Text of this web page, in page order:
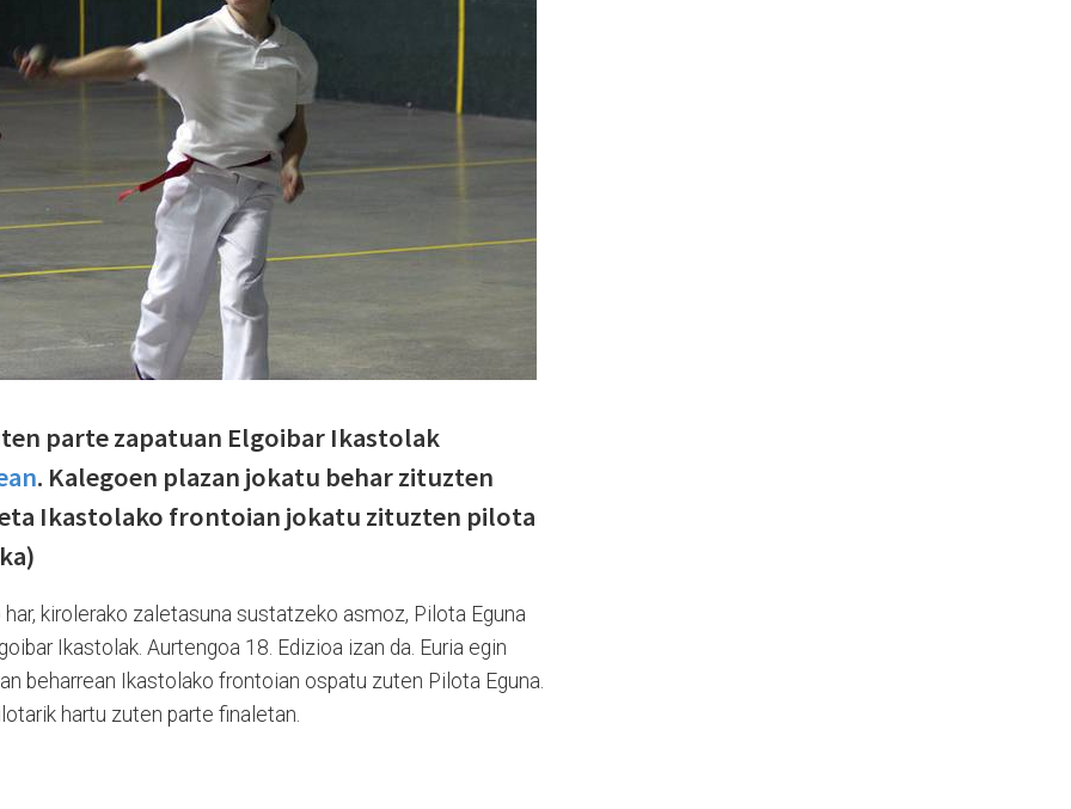
parte zapatuan Elgoibar Ikastolak
. Kalegoen plazan jokatu behar zituzten
Ikastolako frontoian jokatu zituzten pilota
kirolerako zaletasuna sustatzeko asmoz, Pilota Eguna
Ikastolak. Aurtengoa 18. Edizioa izan da. Euria egin
beharrean Ikastolako frontoian ospatu zuten Pilota Eguna.
hartu zuten parte finaletan.